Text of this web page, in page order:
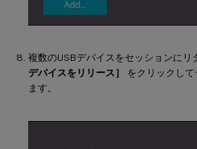
複数のUSBデバイスをセッションにリ
デバイスをリリース］
をクリックし
ます。